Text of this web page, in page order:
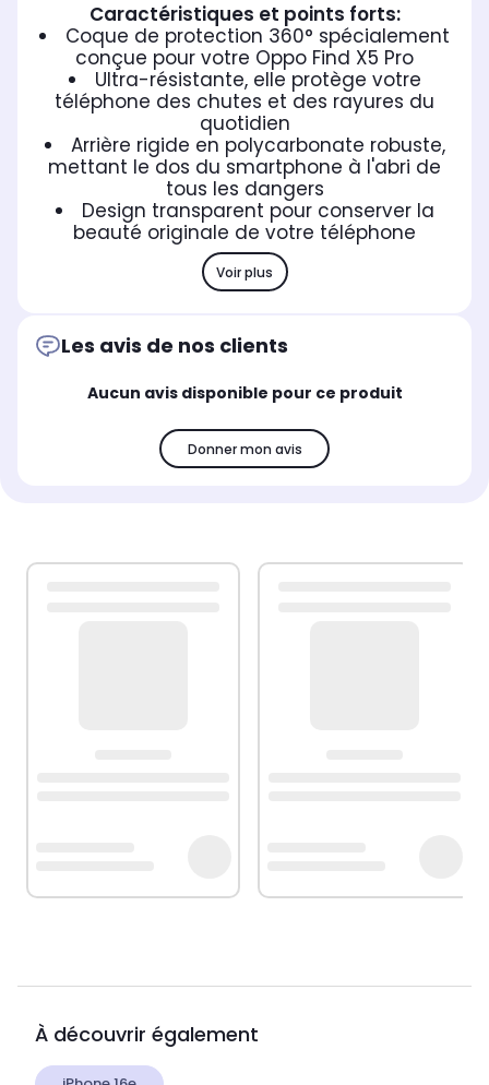
Caractéristiques et points forts:
Coque de protection 360° spécialement
conçue pour votre Oppo Find X5 Pro
Ultra-résistante, elle protège votre
téléphone des chutes et des rayures du
quotidien
Arrière rigide en polycarbonate robuste,
mettant le dos du smartphone à l'abri de
tous les dangers
Design transparent pour conserver la
beauté originale de votre téléphone
Voir plus
Les avis de nos clients
Aucun avis disponible pour ce produit
Donner mon avis
À découvrir également